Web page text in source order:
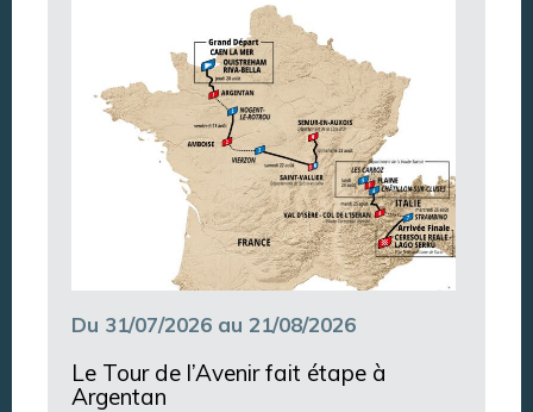
Argentan Aujourd’hui
Du 31/07/2026 au 21/08/2026
Le Tour de l’Avenir fait étape à
Argentan